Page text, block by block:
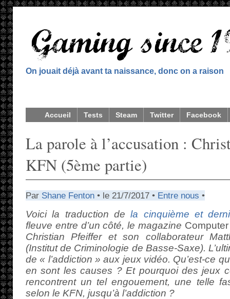
On jouait déjà avant ta naissance, donc on a raison
Accueil Tests Steam Twitter Facebook
La parole à l’accusation :
KFN (5ème partie)
Par Shane Fenton • le 21/7/2017 • Entre nous •
Voici la traduction dela cinquième et
fleuve entre d’un côté, le magazine
Christian Pfeiffer et son collaborateur
(Institut de Criminologie de Basse-Saxe).
de « l’addiction » aux jeux vidéo. Qu’est-ce
en sont les causes ? Et pourquoi des jeux
rencontrent un tel engouement, une telle
selon le KFN, jusqu’à l’addiction ?